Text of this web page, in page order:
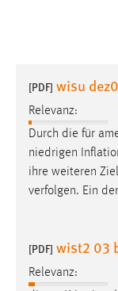
[PDF] wisu
Relevanz:
Durch die für
niedrigen
ihre weiteren
verfolgen. Ein
[PDF] wist2 03
Relevanz:
Performance
Name:
staticfilecache
Zweck:
Für
gespeichert,
Name:
site-